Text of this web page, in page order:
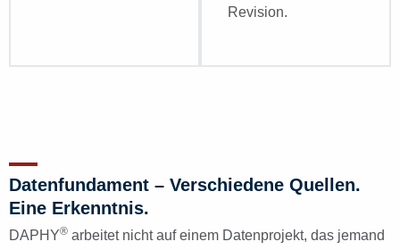
Revision.
Datenfundament – Verschiedene Quellen.
Eine Erkenntnis.
DAPHY® arbeitet nicht auf einem Datenprojekt, das jemand